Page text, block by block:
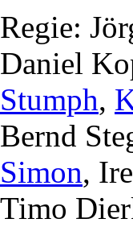
Regie:
Daniel
Stumph,
Bernd
Simon,
Timo